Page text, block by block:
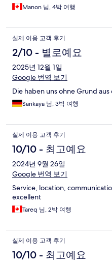
Manon 님, 4박 여행
실제 이용 고객 후기
2/10 - 별로예요
2025년 12월 1일
Google 번역 보기
Die haben uns ohne Grund
Sarikaya 님, 3박 여행
실제 이용 고객 후기
10/10 - 최고예요
2024년 9월 26일
Google 번역 보기
Service, location,
excellent
Tareq 님, 2박 여행
실제 이용 고객 후기
10/10 - 최고예요